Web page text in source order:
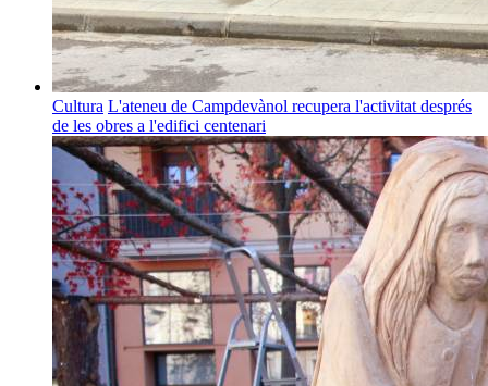
Cultura L'ateneu de Campdevànol recupera l'activitat després
de les obres a l'edifici centenari